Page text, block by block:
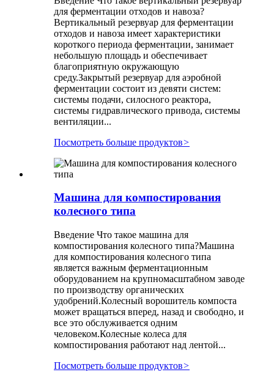
для ферментации отходов и навоза?
Вертикальный резервуар для ферментации
отходов и навоза имеет характеристики
короткого периода ферментации, занимает
небольшую площадь и обеспечивает
благоприятную окружающую
среду.Закрытый резервуар для аэробной
ферментации состоит из девяти систем:
системы подачи, силосного реактора,
системы гидравлического привода, системы
вентиляции...
Посмотреть больше продуктов>
Машина для компостирования
колесного типа
Введение Что такое машина для
компостирования колесного типа?Машина
для компостирования колесного типа
является важным ферментационным
оборудованием на крупномасштабном заводе
по производству органических
удобрений.Колесный ворошитель компоста
может вращаться вперед, назад и свободно, и
все это обслуживается одним
человеком.Колесные колеса для
компостирования работают над лентой...
Посмотреть больше продуктов>